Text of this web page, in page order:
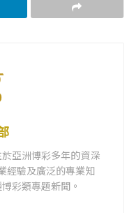
亞洲博彩多年的資深
經驗及廣泛的專業知
彩類專題新聞。